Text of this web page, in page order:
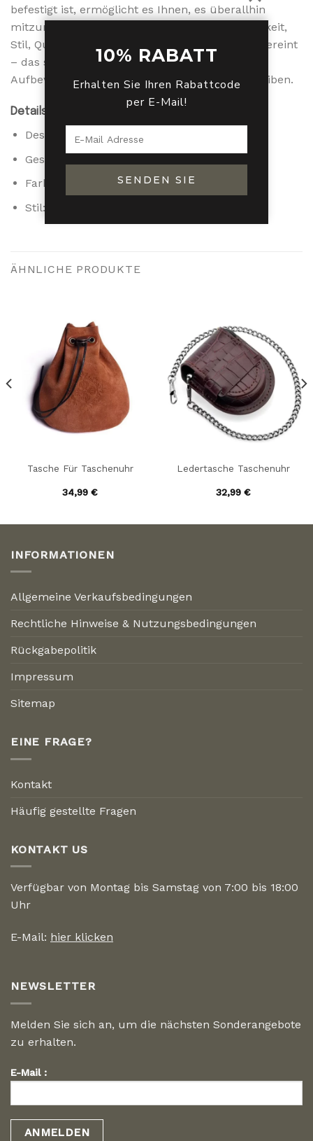
befestigt ist, ermöglicht es Ihnen, es überallhin
mitzunehmen. Ein Accessoire, das Bequemlichkeit,
Stil, Qualität und Widerstandsfähigkeit in sich vereint
– das sind die Superlative, die dieses
Aufbewahrungsetui aus echtem Leder beschreiben.
Details zum Produkt :
Designmaterial: Echtes Leder
Geschlecht: männlich
Farbe: schwarz
Stil: lässig
ÄHNLICHE PRODUKTE
Tasche Für Taschenuhr
34,99 €
Ledertasche Taschenuhr
32,99 €
INFORMATIONEN
Allgemeine Verkaufsbedingungen
Rechtliche Hinweise & Nutzungsbedingungen
Rückgabepolitik
Impressum
Sitemap
EINE FRAGE?
Kontakt
Häufig gestellte Fragen
KONTAKT US
Verfügbar von Montag bis Samstag von 7:00 bis 18:00
Uhr
E-Mail: hier klicken
NEWSLETTER
Melden Sie sich an, um die nächsten Sonderangebote
zu erhalten.
E-Mail :
10% RABATT
Erhalten Sie Ihren Rabattcode
per E-Mail!
SENDEN SIE